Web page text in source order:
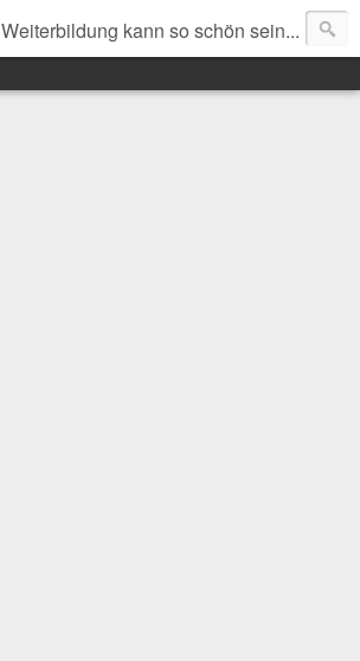
Weiterbildung kann so schön sein...